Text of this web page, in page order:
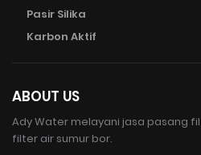
Pasir Silika
Karbon Aktif
ABOUT US
Ady Water melayani jasa pasang
filter air sumur bor.